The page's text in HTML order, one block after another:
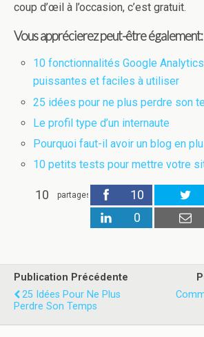
coup d’œil à l’occasion, c’est gratuit.
Vous apprécierez peut-être également:
10 fonctionnalités Google
puissantes et faciles à utiliser
25 idées pour ne plus perdre son
Le profil type d’un internaute
Pourquoi faut-il avoir un blog en
10 petits tests pour mettre votre
10 partages 10
0
Publication Précédente
25 Idées Pour Ne Plus
Perdre Son Temps